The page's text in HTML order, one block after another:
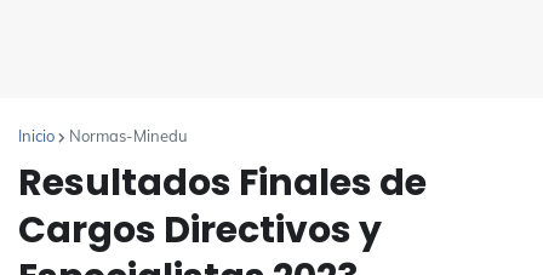
Inicio Normas-Minedu
Resultados Finales de
Cargos Directivos y